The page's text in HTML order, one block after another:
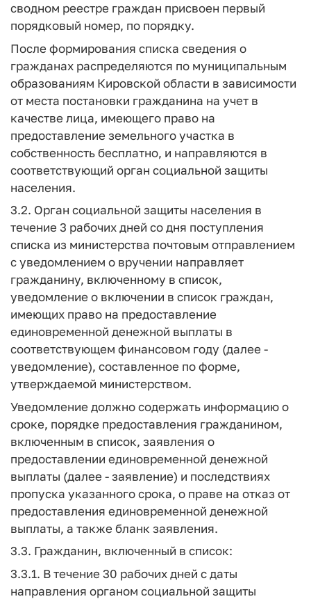
сводном реестре граждан присвоен первый
порядковый номер, по порядку.
После формирования списка сведения о
гражданах распределяются по муниципальным
образованиям Кировской области в зависимости
от места постановки гражданина на учет в
качестве лица, имеющего право на
предоставление земельного участка в
собственность бесплатно, и направляются в
соответствующий орган социальной защиты
населения.
3.2. Орган социальной защиты населения в
течение 3 рабочих дней со дня поступления
списка из министерства почтовым отправлением
с уведомлением о вручении направляет
гражданину, включенному в список,
уведомление о включении в список граждан,
имеющих право на предоставление
единовременной денежной выплаты в
соответствующем финансовом году (далее -
уведомление), составленное по форме,
утверждаемой министерством.
Уведомление должно содержать информацию о
сроке, порядке предоставления гражданином,
включенным в список, заявления о
предоставлении единовременной денежной
выплаты (далее - заявление) и последствиях
пропуска указанного срока, о праве на отказ от
предоставления единовременной денежной
выплаты, а также бланк заявления.
3.3. Гражданин, включенный в список:
3.3.1. В течение 30 рабочих дней с даты
направления органом социальной защиты